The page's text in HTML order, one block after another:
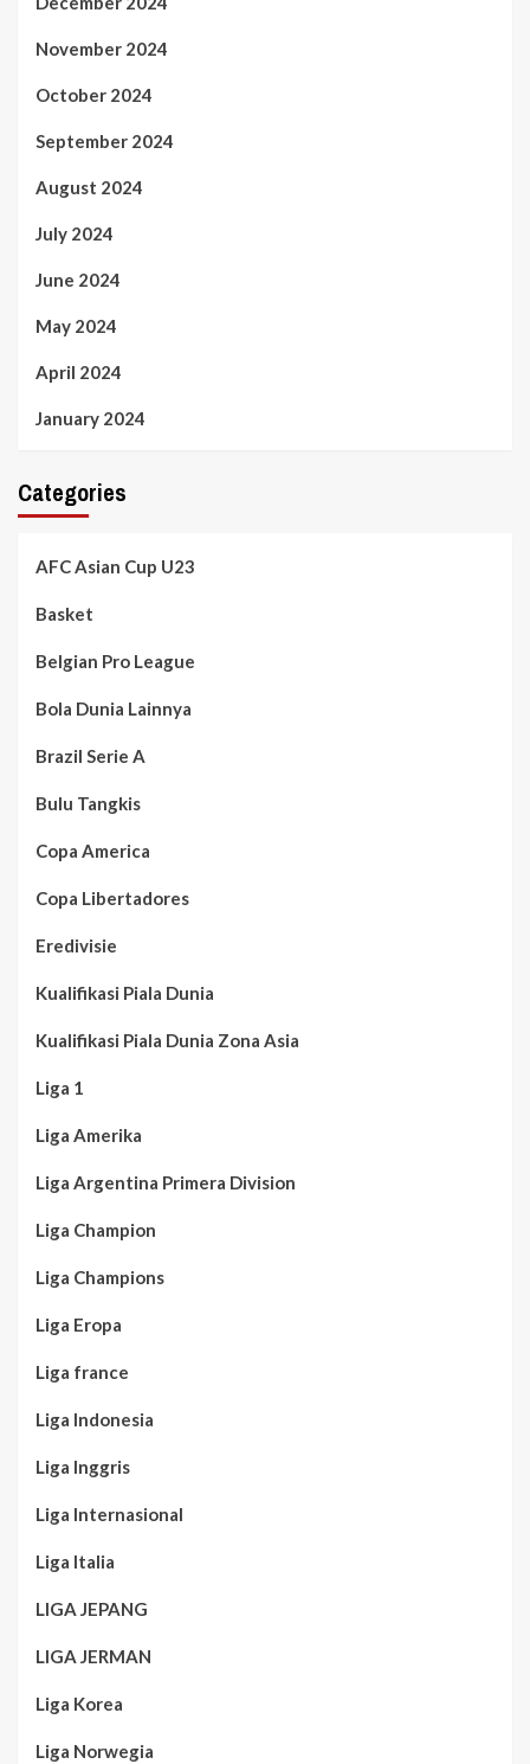
November 2024
October 2024
September 2024
August 2024
July 2024
June 2024
May 2024
April 2024
January 2024
Categories
AFC Asian Cup U23
Basket
Belgian Pro League
Bola Dunia Lainnya
Brazil Serie A
Bulu Tangkis
Copa America
Copa Libertadores
Eredivisie
Kualifikasi Piala Dunia
Kualifikasi Piala Dunia Zona Asia
Liga 1
Liga Amerika
Liga Argentina Primera Division
Liga Champion
Liga Champions
Liga Eropa
Liga france
Liga Indonesia
Liga Inggris
Liga Internasional
Liga Italia
LIGA JEPANG
LIGA JERMAN
Liga Korea
Liga Norwegia